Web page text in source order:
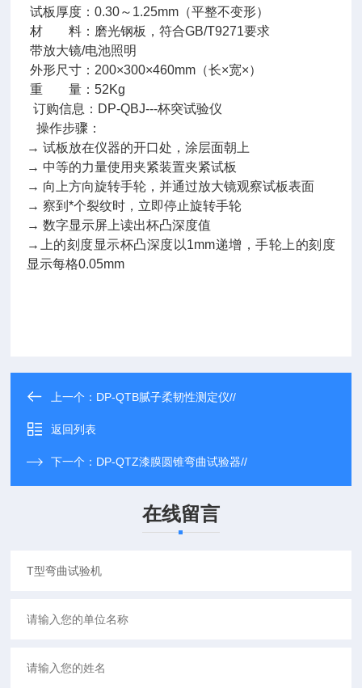
试板厚度：0.30～1.25mm（平整不变形）
材 料：磨光钢板，符合GB/T9271要求
带放大镜/电池照明
外形尺寸：200×300×460mm（长×宽×）
重 量：52Kg
订购信息：DP-QBJ---杯突试验仪
操作步骤：
→ 试板放在仪器的开口处，涂层面朝上
→ 中等的力量使用夹紧装置夹紧试板
→ 向上方向旋转手轮，并通过放大镜观察试板表面
→ 察到*个裂纹时，立即停止旋转手轮
→ 数字显示屏上读出杯凸深度值
→上的刻度显示杯凸深度以1mm递增，手轮上的刻度
显示每格0.05mm
上一个： DP-QTB腻子柔韧性测定仪//
返回列表
下一个： DP-QTZ漆膜圆锥弯曲试验器//
在线留言